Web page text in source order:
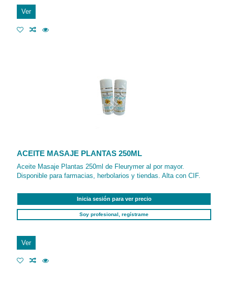
Ver
ACEITE MASAJE PLANTAS 250ML
Aceite Masaje Plantas 250ml de Fleurymer al por mayor.
Disponible para farmacias, herbolarios y tiendas. Alta con CIF.
Inicia sesión para ver precio
Soy profesional, regístrame
Ver